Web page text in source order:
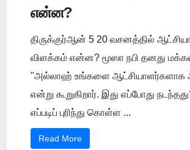
என்ன?
திருக்குர்ஆன் 5 20 வசனத்தில்
விளக்கம் என்ன? மூஸா நபி தனது
"அல்லாஹ் உங்களை ஆட்சியாளர்களாக
என்று கூறுகிறார். இது எப்போது
எப்படிப் புரிந்து கொள்ள ...
Read More